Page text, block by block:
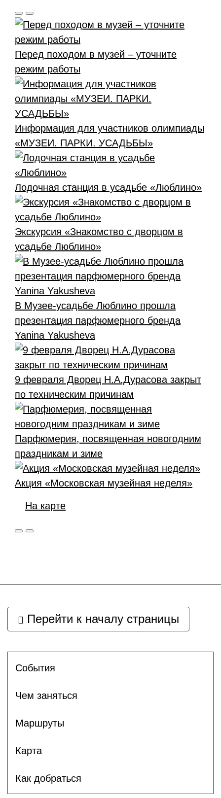
Перед походом в музей – уточните
режим работы
Информация для участников олимпиады
«МУЗЕИ. ПАРКИ. УСАДЬБЫ»
Лодочная станция в усадьбе «Люблино»
Экскурсия «Знакомство с дворцом в
усадьбе Люблино»
В Музее-усадьбе Люблино прошла
презентация парфюмерного бренда
Yanina Yakusheva
9 февраля Дворец Н.А.Дурасова закрыт
по техническим причинам
Парфюмерия, посвященная новогодним
праздникам и зиме
Акция «Московская музейная неделя»
На карте
Перейти к началу страницы
Cобытия
Чем заняться
Маршруты
Карта
Как добраться